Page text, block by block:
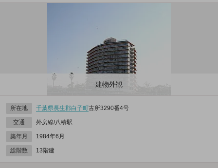
建物外観
所在地 千葉県長生郡白子町古所3290番4号
交通 外房線/八積駅
築年月 1984年6月
総階数 13階建